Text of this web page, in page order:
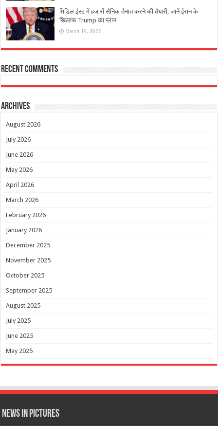
मिडिल ईस्ट में हजारों सैनिक तैनात करने की तैयारी, जानें ईरान के
खिलाफ Trump का प्लान
March 19, 2026
Recent Comments
Archives
August 2026
July 2026
June 2026
May 2026
April 2026
March 2026
February 2026
January 2026
December 2025
November 2025
October 2025
September 2025
August 2025
July 2025
June 2025
May 2025
News in Pictures